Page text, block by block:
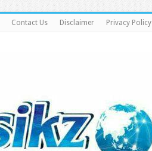
Contact Us Disclaimer Privacy Policy